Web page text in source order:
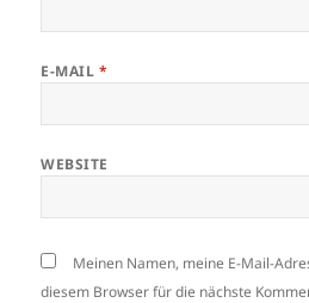
E-MAIL *
WEBSITE
Meinen Namen, meine E-Mail-
diesem Browser für die nächste